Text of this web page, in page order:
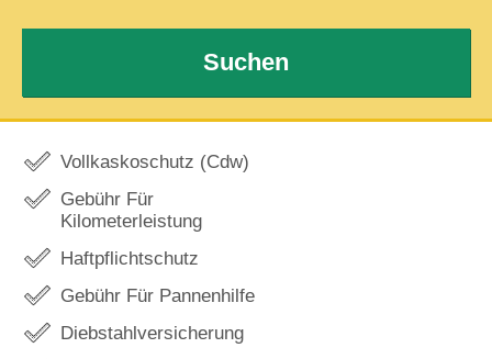
Suchen
Vollkaskoschutz (Cdw)
Gebühr Für
Kilometerleistung
Haftpflichtschutz
Gebühr Für Pannenhilfe
Diebstahlversicherung